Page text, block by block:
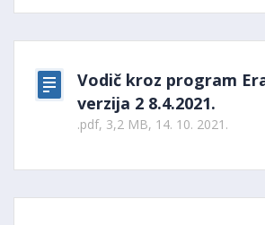
Vodič kroz program
verzija 2 8.4.2021.
.pdf, 3,2 MB, 14. 10. 2021.